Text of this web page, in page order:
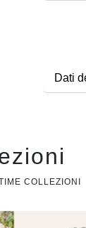
Dati
COLLEZIONI